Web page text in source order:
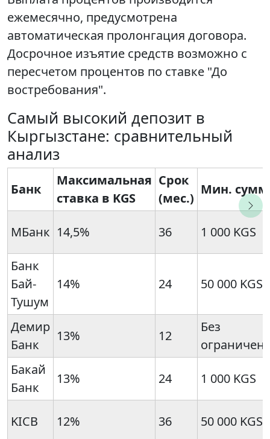
ежемесячно, предусмотрена
автоматическая пролонгация договора.
Досрочное изъятие средств возможно с
пересчетом процентов по ставке "До
востребования".
Самый высокий депозит в
Кыргызстане: сравнительный
анализ
Банк
Максимальная
ставка в KGS
Срок
(мес.)
Мин.
МБанк 14,5% 36 1 000 KGS
Банк
Бай-
Тушум
14% 24 50 000 KGS
Демир
Банк
13% 12
Без
Бакай
Банк
13% 24 1 000 KGS
KICB 12% 36 50 000 KGS